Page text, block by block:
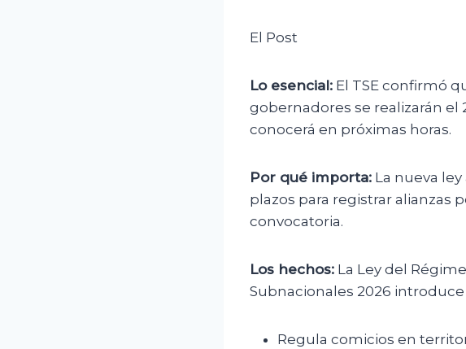
El Post
Lo esencial: El TSE confirmó
gobernadores se realizarán el
conocerá en próximas horas.
Por qué importa: La nueva
plazos para registrar alianzas
convocatoria.
Los hechos: La Ley del
Subnacionales 2026
Regula comicios en